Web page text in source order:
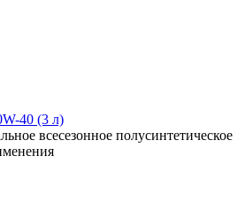
40 (3 л)
всесезонное полусинтетическое